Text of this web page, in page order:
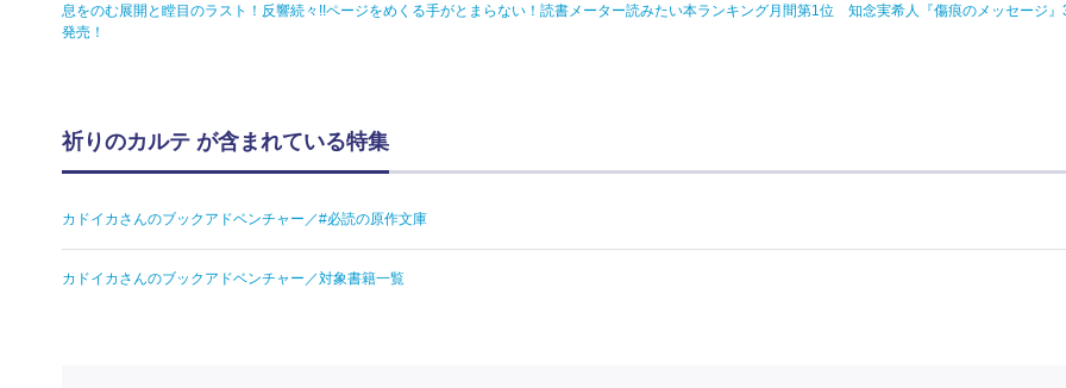
息をのむ展開と瞠目のラスト！反響続々!!ページをめくる手がとまらない！読書メーター読みたい本ランキング月間第1位 知念実希人『傷痕のメッセージ』
発売！
祈りのカルテ が含まれている特集
カドイカさんのブックアドベンチャー／#必読の原作文庫
カドイカさんのブックアドベンチャー／対象書籍一覧